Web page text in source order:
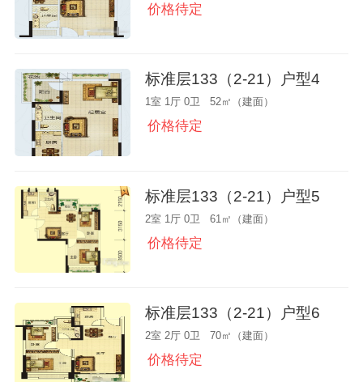
价格待定
标准层133（2-21）户型4
1室 1厅 0卫 52㎡（建面）
价格待定
标准层133（2-21）户型5
2室 1厅 0卫 61㎡（建面）
价格待定
标准层133（2-21）户型6
2室 2厅 0卫 70㎡（建面）
价格待定